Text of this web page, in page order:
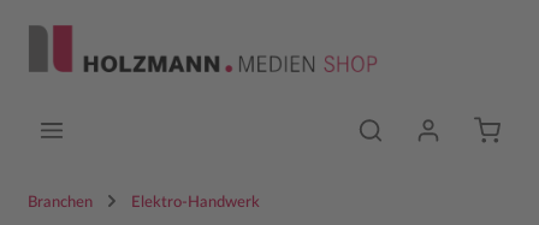
Branchen Elektro-Handwerk